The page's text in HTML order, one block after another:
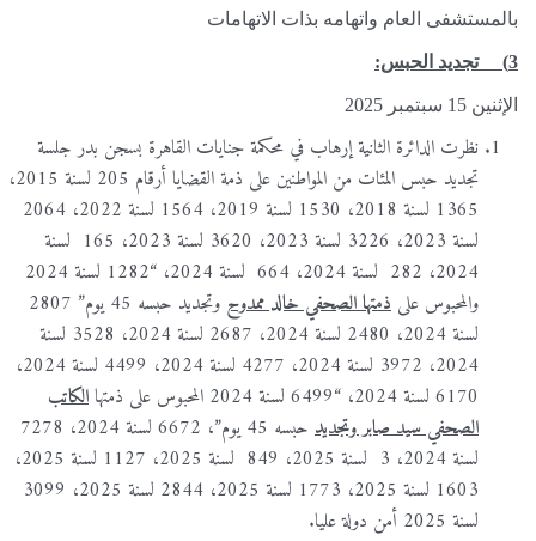
بالمستشفى العام واتهامه بذات الاتهامات
3) تجديد الحبس:
الإثنين 15 سبتمبر 2025
نظرت الدائرة الثانية إرهاب في محكمة جنايات القاهرة بسجن بدر جلسة
تجديد حبس المئات من المواطنين على ذمة القضايا أرقام 205 لسنة 2015،
1365 لسنة 2018، 1530 لسنة 2019، 1564 لسنة 2022، 2064
لسنة 2023، 3226 لسنة 2023، 3620 لسنة 2023، 165 لسنة
2024، 282 لسنة 2024، 664 لسنة 2024، “1282 لسنة 2024
والمحبوس على ذمتها الصحفي خالد ممدوح
وتجديد حبسه 45 يوم” 2807
لسنة 2024، 2480 لسنة 2024، 2687 لسنة 2024، 3528 لسنة
2024، 3972 لسنة 2024، 4277 لسنة 2024، 4499 لسنة 2024،
6170 لسنة 2024، “6499 لسنة 2024 المحبوس على ذمتها
الكاتب
الصحفي سيد صابر وتجديد
حبسه 45 يوم”، 6672 لسنة 2024، 7278
لسنة 2024، 3 لسنة 2025، 849 لسنة 2025، 1127 لسنة 2025،
1603 لسنة 2025، 1773 لسنة 2025، 2844 لسنة 2025، 3099
لسنة 2025 أمن دولة عليا.